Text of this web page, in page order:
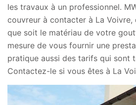
les travaux à un professionnel.
couvreur à contacter à La Voivre,
que soit le matériau de votre
mesure de vous fournir une
pratique aussi des tarifs qui sont
Contactez-le si vous êtes à La